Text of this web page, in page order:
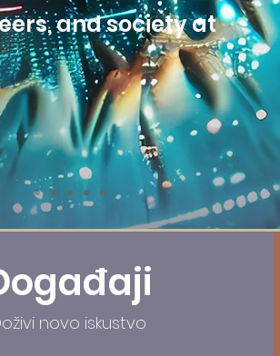
and society at
novo iskustvo